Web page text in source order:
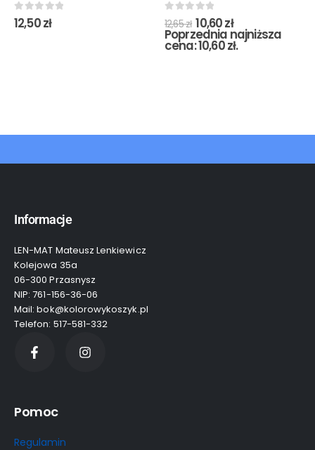
0out of 5
12,50zł 0out of 5
12,65zł 10,60zł
Poprzednia najniższa
cena:10,60zł.
Informacje
LEN-MAT Mateusz Lenkiewicz
Kolejowa 35a
06-300 Przasnysz
NIP: 761-156-36-06
Mail: bok@kolorowykoszyk.pl
Telefon: 517-581-332
Pomoc
Regulamin